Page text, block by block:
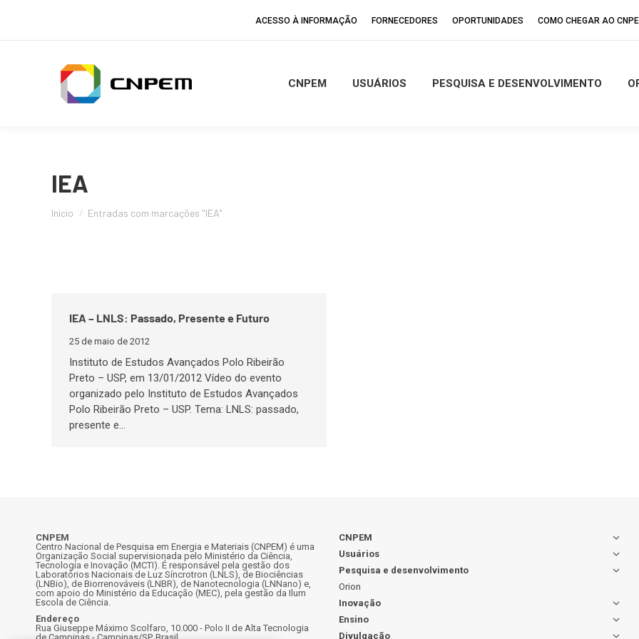
ACESSO À INFORMAÇÃO FORNECEDORES OPORTUNIDADES COMO CHEGAR AO
CNPEM USUÁRIOS PESQUISA E DESENVOLVIMENTO
IEA
Início Entradas com marcações "IEA"
IEA – LNLS: Passado, Presente e Futuro
25 de maio de 2012
Instituto de Estudos Avançados Polo Ribeirão
Preto – USP, em 13/01/2012 Vídeo do evento
organizado pelo Instituto de Estudos Avançados
Polo Ribeirão Preto – USP. Tema: LNLS: passado,
presente e…
CNPEM
Centro Nacional de Pesquisa em Energia e Materiais (CNPEM) é uma
Organização Social supervisionada pelo Ministério da Ciência,
Tecnologia e Inovação (MCTI). É responsável pela gestão dos
Laboratórios Nacionais de Luz Síncrotron (LNLS), de Biociências
(LNBio), de Biorrenováveis (LNBR), de Nanotecnologia (LNNano) e,
com apoio do Ministério da Educação (MEC), pela gestão da Ilum
Escola de Ciência.
Endereço
Rua Giuseppe Máximo Scolfaro, 10.000 - Polo II de Alta Tecnologia
CNPEM
Usuários
Pesquisa e desenvolvimento
Orion
Inovação
Ensino
Divulgação